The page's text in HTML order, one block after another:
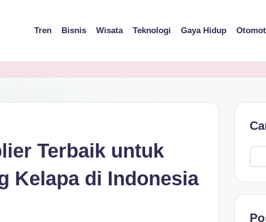
Tren Bisnis Wisata Teknologi Gaya Hidup
Terbaik untuk
Kelapa di Indonesia